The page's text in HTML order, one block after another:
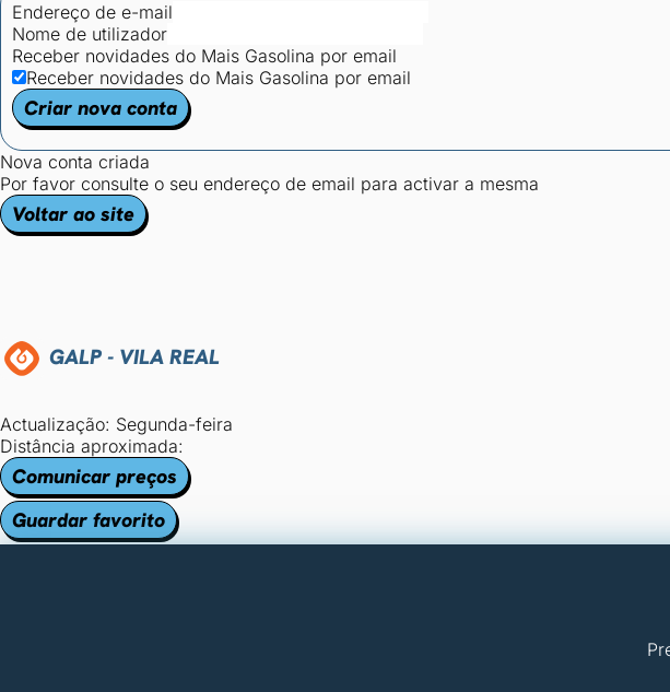
Endereço de e-mail
Nome de utilizador
Receber novidades do Mais Gasolina por email
Receber novidades do Mais Gasolina por email
Criar nova conta
Nova conta criada
Por favor consulte o seu endereço de email para activar a mesma
Voltar ao site
GALP - VILA REAL
Actualização: Segunda-feira
Distância aproximada:
Comunicar preços
Guardar favorito